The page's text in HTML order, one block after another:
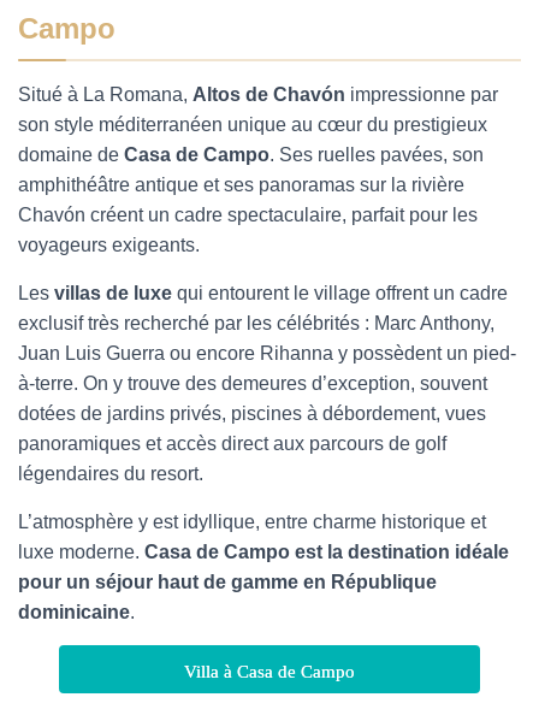
Campo
Situé à La Romana, Altos de Chavón impressionne par
son style méditerranéen unique au cœur du prestigieux
domaine de Casa de Campo. Ses ruelles pavées, son
amphithéâtre antique et ses panoramas sur la rivière
Chavón créent un cadre spectaculaire, parfait pour les
voyageurs exigeants.
Les villas de luxe qui entourent le village offrent un cadre
exclusif très recherché par les célébrités : Marc Anthony,
Juan Luis Guerra ou encore Rihanna y possèdent un pied-
à-terre. On y trouve des demeures d’exception, souvent
dotées de jardins privés, piscines à débordement, vues
panoramiques et accès direct aux parcours de golf
légendaires du resort.
L’atmosphère y est idyllique, entre charme historique et
luxe moderne. Casa de Campo est la destination idéale
pour un séjour haut de gamme en République
dominicaine.
Villa à Casa de Campo